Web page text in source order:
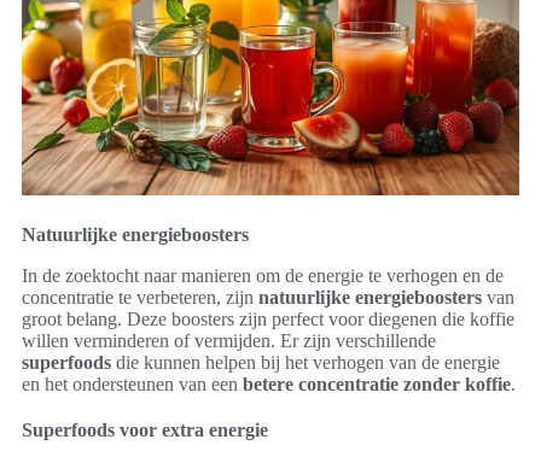
Natuurlijke energieboosters
In de zoektocht naar manieren om de energie te verhogen en de
concentratie te verbeteren, zijn natuurlijke energieboosters van
groot belang. Deze boosters zijn perfect voor diegenen die koffie
willen verminderen of vermijden. Er zijn verschillende
superfoods die kunnen helpen bij het verhogen van de energie
en het ondersteunen van een betere concentratie zonder koffie.
Superfoods voor extra energie